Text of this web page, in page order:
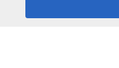
Passagens 1001
Rodoviária São Paulo - Tietê